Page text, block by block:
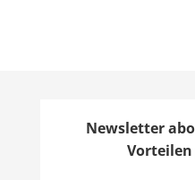
Newsletter